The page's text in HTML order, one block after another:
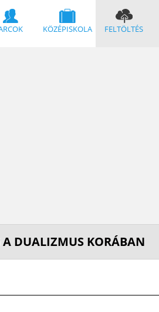
KÖZÉPISKOLA FELTÖLTÉS
DUALIZMUS KORÁBAN